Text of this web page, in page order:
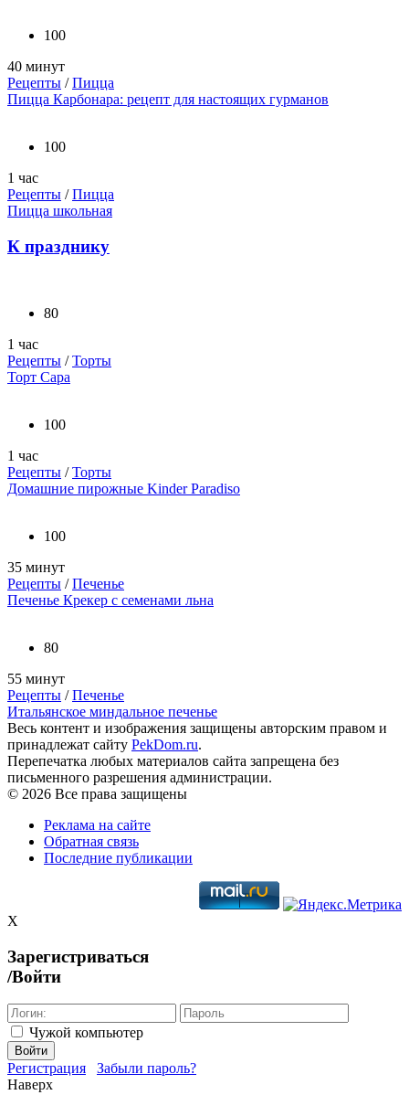
100
40 минут
Рецепты /Пицца
Пицца Карбонара: рецепт для настоящих гурманов
100
1 час
Рецепты /Пицца
Пицца школьная
К празднику
80
1 час
Рецепты /Торты
Торт Сара
100
1 час
Рецепты /Торты
Домашние пирожные Kinder Paradiso
100
35 минут
Рецепты /Печенье
Печенье Крекер с семенами льна
80
55 минут
Рецепты /Печенье
Итальянское миндальное печенье
Весь контент и изображения защищены авторским правом и
принадлежат сайту PekDom.ru.
Перепечатка любых материалов сайта запрещена без
письменного разрешения администрации.
© 2026 Все права защищены
Реклама на сайте
Обратная связь
Последние публикации
X
Зарегистриваться
/Войти
Чужой компьютер
Войти
Регистрация
Забыли пароль?
Наверх